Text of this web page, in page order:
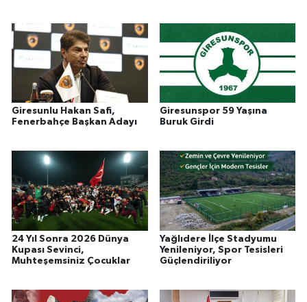
Giresunlu Hakan Safi,
Fenerbahçe Başkan Adayı
Giresunspor 59 Yaşına
Buruk Girdi
24 Yıl Sonra 2026 Dünya
Kupası Sevinci,
Muhteşemsiniz Çocuklar
Yağlıdere İlçe Stadyumu
Yenileniyor, Spor Tesisleri
Güçlendiriliyor